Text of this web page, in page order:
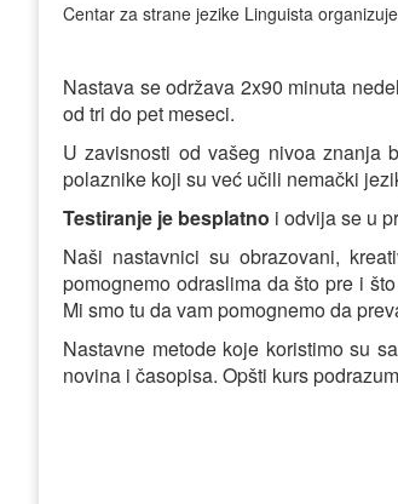
Centar za strane jezike Linguista
Nastava se održava 2x90 minuta
od tri do pet meseci.
U zavisnosti od vašeg nivoa znanja
polaznike koji su već učili nemački
Testiranje je besplatno i odvija se u
Naši nastavnici su obrazovani,
pomognemo odraslima da što pre i
Mi smo tu da vam pomognemo da
Nastavne metode koje koristimo su
novina i časopisa. Opšti kurs